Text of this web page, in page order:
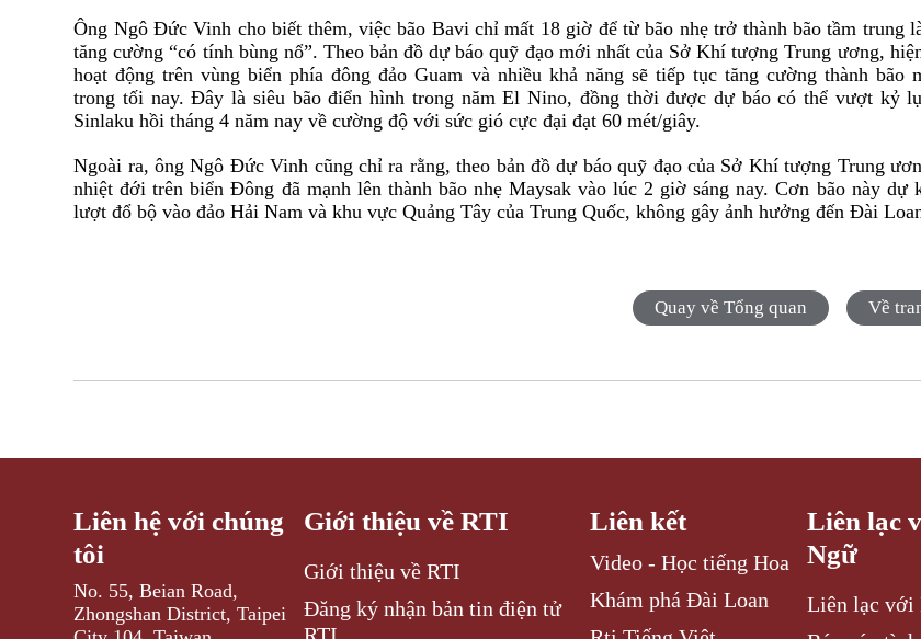
Ông Ngô Đức Vinh cho biết thêm, việc bão Bavi chỉ mất 18 giờ để từ bão nhẹ trở thành bão tầm trung
tăng cường “có tính bùng nổ”. Theo bản đồ dự báo quỹ đạo mới nhất của Sở Khí tượng Trung ương,
hoạt động trên vùng biển phía đông đảo Guam và nhiều khả năng sẽ tiếp tục tăng cường thành bão
trong tối nay. Đây là siêu bão điển hình trong năm El Nino, đồng thời được dự báo có thể vượt kỷ
Sinlaku hồi tháng 4 năm nay về cường độ với sức gió cực đại đạt 60 mét/giây.
Ngoài ra, ông Ngô Đức Vinh cũng chỉ ra rằng, theo bản đồ dự báo quỹ đạo của Sở Khí tượng Trung
nhiệt đới trên biển Đông đã mạnh lên thành bão nhẹ Maysak vào lúc 2 giờ sáng nay. Cơn bão này dự
lượt đổ bộ vào đảo Hải Nam và khu vực Quảng Tây của Trung Quốc, không gây ảnh hưởng đến Đài
Quay về Tổng quan Về
Liên hệ với chúng
tôi
No. 55, Beian Road,
Zhongshan District, Taipei
Giới thiệu về RTI
Giới thiệu về RTI
Đăng ký nhận bản tin điện tử
Liên kết
Video - Học tiếng Hoa
Khám phá Đài Loan
Liên lạc
Ngữ
Liên lạc với